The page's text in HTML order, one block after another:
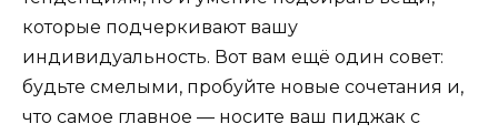
которые подчеркивают вашу
индивидуальность. Вот вам ещё один совет:
будьте смелыми, пробуйте новые сочетания и,
что самое главное — носите ваш пиджак с